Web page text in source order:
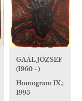
GAÁL JÓZSEF
(1960 - )
Homogram IX.;
1993